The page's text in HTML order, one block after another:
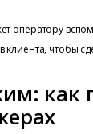
оператору
клиента, чтобы
как